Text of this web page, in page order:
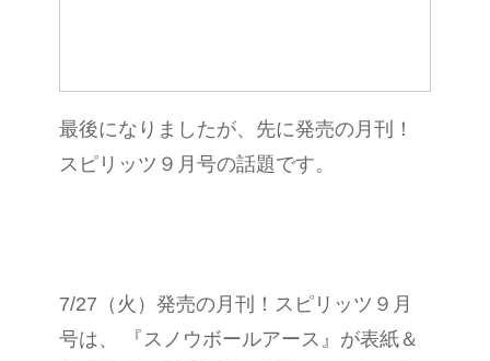
最後になりましたが、先に発売の月刊！
スピリッツ９月号の話題です。
7/27（火）発売の月刊！スピリッツ９月
号は、 『スノウボールアース』が表紙＆